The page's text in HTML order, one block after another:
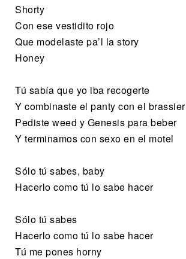
Shorty
Con ese vestidito rojo
Que modelaste pa’l la story
Honey
Tú sabía que yo iba recogerte
Y combinaste el panty con el brassier
Pediste weed y Genesis para beber
Y terminamos con sexo en el motel
Sólo tú sabes, baby
Hacerlo como tú lo sabe hacer
Sólo tú sabes
Hacerlo como tú lo sabe hacer
Tú me pones horny